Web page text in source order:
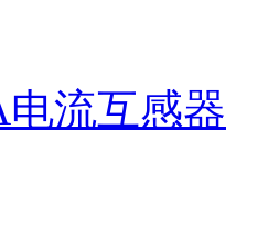
流互感器